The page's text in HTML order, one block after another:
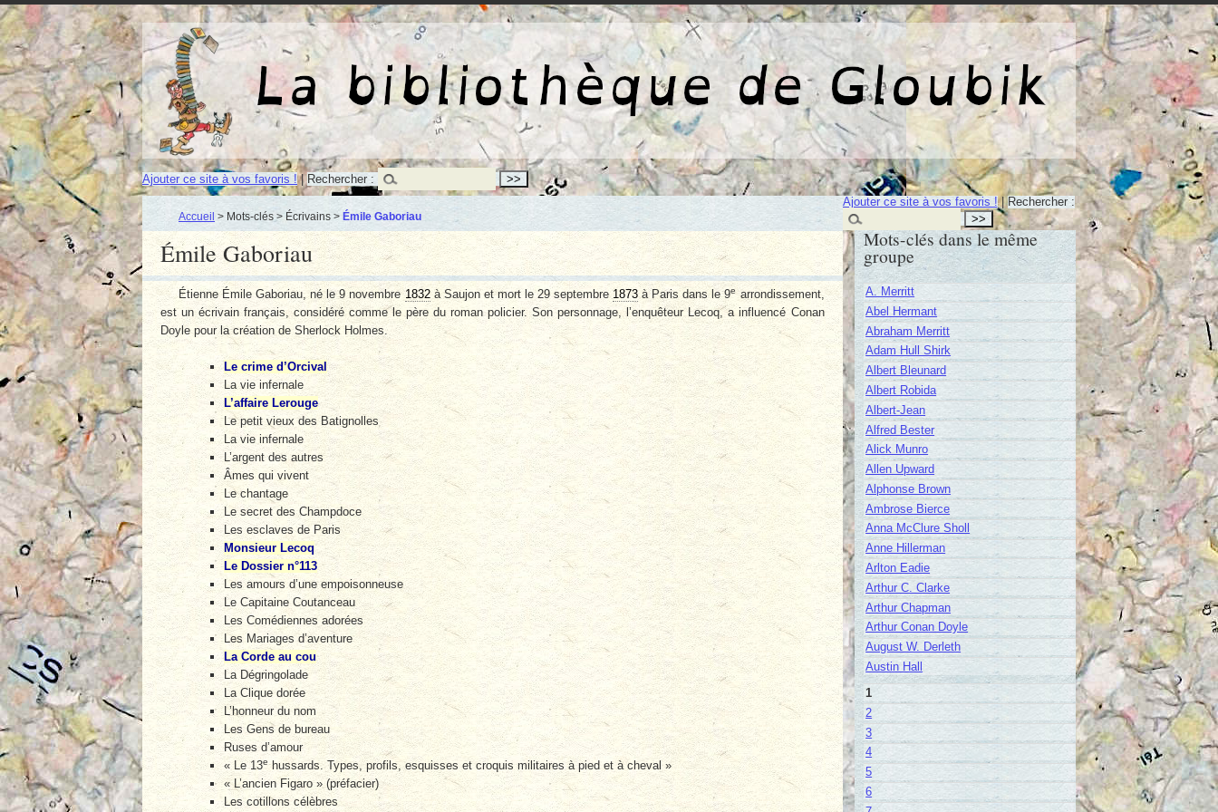
La bibliothèque de Gloubik
Ajouter ce site à vos favoris !|Rechercher :
Accueil > Mots-clés > Écrivains > Émile Gaboriau
Émile Gaboriau
Étienne Émile Gaboriau, né le 9 novembre1832à Saujon et mort le 29 septembre 1873 à Paris dans le 9e arrondissement,
est un écrivain français, considéré comme le père du roman policier. Son personnage, l’enquêteur Lecoq, a influencé Conan
Doyle pour la création de Sherlock Holmes.
Le crime d’Orcival
La vie infernale
L’affaire Lerouge
Le petit vieux des Batignolles
La vie infernale
L’argent des autres
Âmes qui vivent
Le chantage
Le secret des Champdoce
Les esclaves de Paris
Monsieur Lecoq
Le Dossier n°113
Les amours d’une empoisonneuse
Le Capitaine Coutanceau
Les Comédiennes adorées
Les Mariages d’aventure
La Corde au cou
La Dégringolade
La Clique dorée
L’honneur du nom
Les Gens de bureau
Ruses d’amour
« Le 13ehussards. Types, profils, esquisses et croquis militaires à pied et à cheval »
« L’ancien Figaro » (préfacier)
Les cotillons célèbres
Ajouter ce site à vos favoris !|Rechercher :
Mots-clés dans le même
groupe
A. Merritt
Abel Hermant
Abraham Merritt
Adam Hull Shirk
Albert Bleunard
Albert Robida
Albert-Jean
Alfred Bester
Alick Munro
Allen Upward
Alphonse Brown
Ambrose Bierce
Anna McClure Sholl
Anne Hillerman
Arlton Eadie
Arthur C. Clarke
Arthur Chapman
Arthur Conan Doyle
August W. Derleth
Austin Hall
1
2
3
4
5
6